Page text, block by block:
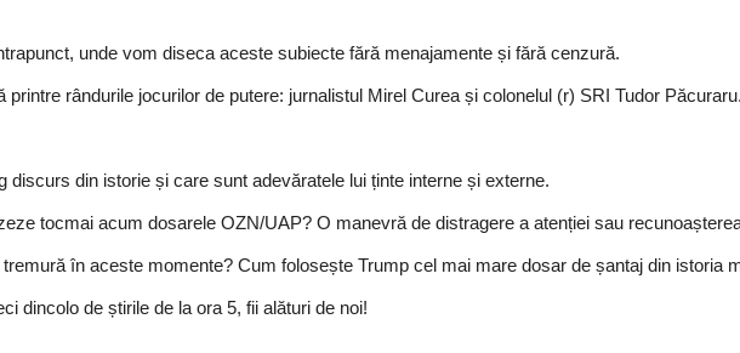
unde vom diseca aceste subiecte fără menajamente și fără cenzură.
rândurile jocurilor de putere: jurnalistul Mirel Curea și colonelul (r) SRI Tudor Păcuraru.
din istorie și care sunt adevăratele lui ținte interne și externe.
tocmai acum dosarele OZN/UAP? O manevră de distragere a atenției sau
în aceste momente? Cum folosește Trump cel mai mare dosar de șantaj din istoria
dincolo de știrile de la ora 5, fii alături de noi!